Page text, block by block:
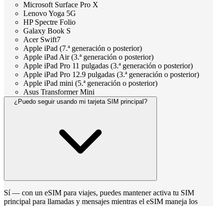
Microsoft Surface Pro X
Lenovo Yoga 5G
HP Spectre Folio
Galaxy Book S
Acer Swift7
Apple iPad (7.ª generación o posterior)
Apple iPad Air (3.ª generación o posterior)
Apple iPad Pro 11 pulgadas (3.ª generación o posterior)
Apple iPad Pro 12.9 pulgadas (3.ª generación o posterior)
Apple iPad mini (5.ª generación o posterior)
Asus Transformer Mini
¿Puedo seguir usando mi tarjeta SIM principal?
Sí — con un eSIM para viajes, puedes mantener activa tu SIM
principal para llamadas y mensajes mientras el eSIM maneja los